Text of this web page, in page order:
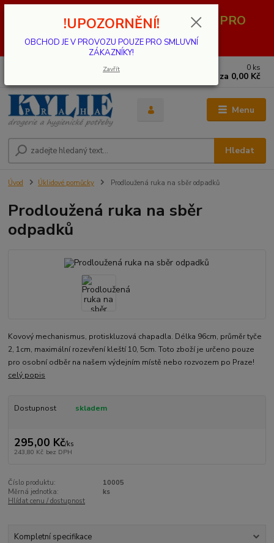
OBCHOD JE V PROVOZU POUZE PRO
SMLUVNÍ ZÁKAZNÍKY!
Menu
Hledat
0 ks
za 0,00 Kč
Úvod Úklidové pomůcky Prodloužená ruka na sběr odpadků
Prodloužená ruka na sběr
odpadků
Kovový mechanismus, protiskluzová chapadla. Délka 96cm, průměr tyče
2, 1cm, maximální rozevření kleští 10, 5cm. Toto zboží je určeno pouze
pro osobní odběr na našem výdejním místě nebo rozvozem po Praze!
celý popis
Dostupnost skladem
295,00 Kč/ks
243,80 Kč bez DPH
Číslo produktu:
10005
Měrná jednotka:
ks
Hlídat cenu / dostupnost
Kompletní specifikace
!UPOZORNĚNÍ!
OBCHOD JE V PROVOZU POUZE PRO SMLUVNÍ
ZÁKAZNÍKY!
Zavřít